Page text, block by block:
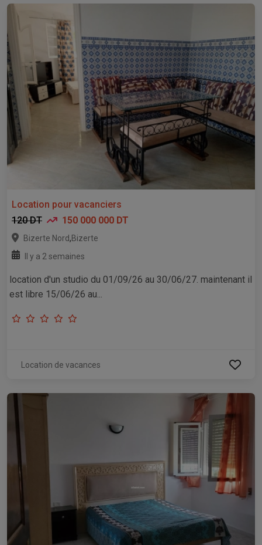
Location pour vacanciers
120 DT
150 000 000 DT
Bizerte Nord,Bizerte
Il y a 2 semaines
location d'un studio du 01/09/26 au 30/06/27. maintenant il
est libre 15/06/26 au...
Location de vacances